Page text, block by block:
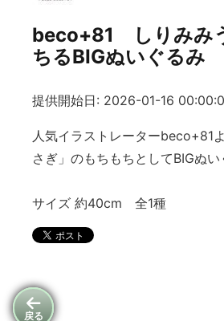
戻る
beco+81 しりみみ
ちるBIGぬいぐるみ
提供開始日: 2026-01-16
人気イラストレーターbeco+81
さぎ」のもちもちとしてBIGぬい
サイズ 約40cm 全1種